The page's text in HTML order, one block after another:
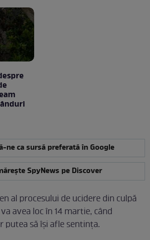
ne ca sursă preferată în Google
SpyNews pe Discover
al procesului de ucidere din culpă
avea loc în 14 martie, când
putea să își afle sentința.